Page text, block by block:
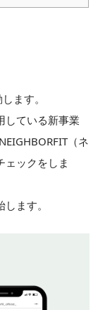
ます。
している新事業
（ネ
ェックをしま
ます。